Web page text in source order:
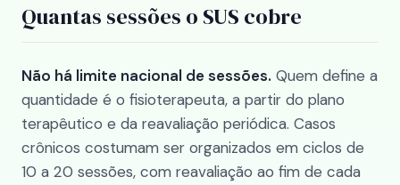
Quantas sessões o SUS cobre
Não há limite nacional de sessões. Quem define a
quantidade é o fisioterapeuta, a partir do plano
terapêutico e da reavaliação periódica. Casos
crônicos costumam ser organizados em ciclos de
10 a 20 sessões, com reavaliação ao fim de cada